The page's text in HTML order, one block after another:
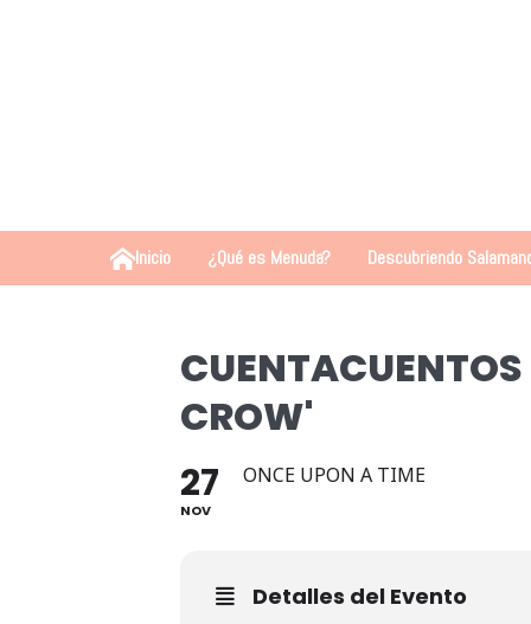
Inicio ¿Qué es Menuda? Descubriendo
CROW'
27
NOV
ONCE UPON A TIME
Detalles del Evento